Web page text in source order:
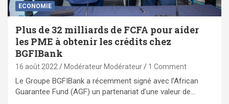
ECONOMIE
Plus de 32 milliards de FCFA pour aider
les PME à obtenir les crédits chez
BGFIBank
16 août 2022 Modérateur Modérateur 1 Comment
Le Groupe BGFIBank a récemment signé avec l’African
Guarantee Fund (AGF) un partenariat d’une valeur de…